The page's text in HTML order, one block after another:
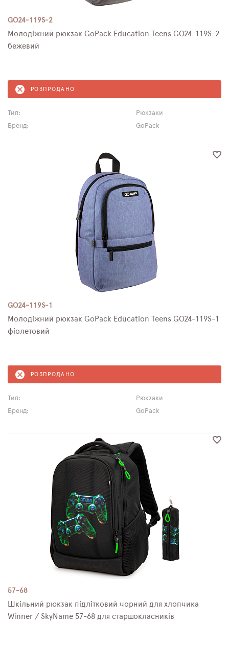
GO24-119S-2
Молодіжний рюкзак GoPack Education Teens GO24-119S-2
бежевий
РОЗПРОДАНО
Тип:
Рюкзаки
Бренд:
GoPack
GO24-119S-1
Молодіжний рюкзак GoPack Education Teens GO24-119S-1
фіолетовий
РОЗПРОДАНО
Тип:
Рюкзаки
Бренд:
GoPack
57-68
Шкільний рюкзак підлітковий чорний для хлопчика
Winner / SkyName 57-68 для старшокласників